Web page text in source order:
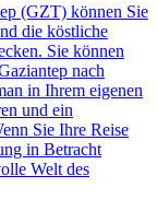
(GZT) können Sie
die köstliche
Sie können
nach
in Ihrem eigenen
und ein
Sie Ihre Reise
in Betracht
Welt des